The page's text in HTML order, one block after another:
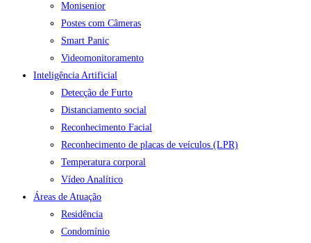
Monisenior
Postes com Câmeras
Smart Panic
Videomonitoramento
Inteligência Artificial
Detecção de Furto
Distanciamento social
Reconhecimento Facial
Reconhecimento de placas de veículos (LPR)
Temperatura corporal
Vídeo Analítico
Áreas de Atuação
Residência
Condomínio